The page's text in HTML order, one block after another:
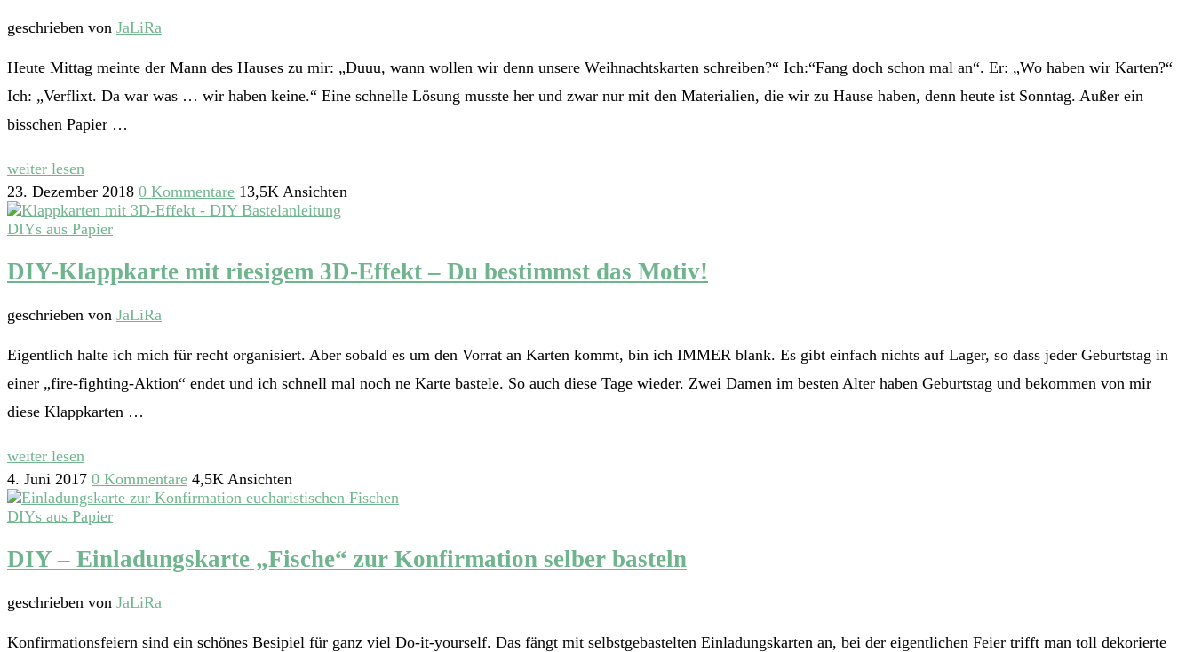
geschrieben von JaLiRa
Heute Mittag meinte der Mann des Hauses zu mir: „Duuu, wann wollen wir denn unsere Weihnachtskarten schreiben?“ Ich:“Fang doch schon mal an“. Er: „Wo haben wir Karten?“
Ich: „Verflixt. Da war was … wir haben keine.“ Eine schnelle Lösung musste her und zwar nur mit den Materialien, die wir zu Hause haben, denn heute ist Sonntag. Außer ein
bisschen Papier …
weiter lesen
23. Dezember 2018 0 Kommentare 13,5K Ansichten
DIYs aus Papier
DIY-Klappkarte mit riesigem 3D-Effekt – Du bestimmst das Motiv!
geschrieben von JaLiRa
Eigentlich halte ich mich für recht organisiert. Aber sobald es um den Vorrat an Karten kommt, bin ich IMMER blank. Es gibt einfach nichts auf Lager, so dass jeder Geburtstag in
einer „fire-fighting-Aktion“ endet und ich schnell mal noch ne Karte bastele. So auch diese Tage wieder. Zwei Damen im besten Alter haben Geburtstag und bekommen von mir
diese Klappkarten …
weiter lesen
4. Juni 2017 0 Kommentare 4,5K Ansichten
DIYs aus Papier
DIY – Einladungskarte „Fische“ zur Konfirmation selber basteln
geschrieben von JaLiRa
Konfirmationsfeiern sind ein schönes Besipiel für ganz viel Do-it-yourself. Das fängt mit selbstgebastelten Einladungskarten an, bei der eigentlichen Feier trifft man toll dekorierte